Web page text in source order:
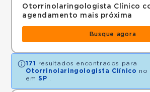
Otorrinolaringologista Clínico
agendamento mais próxima
Busque agora
171
resultados encontrados para
Otorrinolaringologista Clínico no
em SP